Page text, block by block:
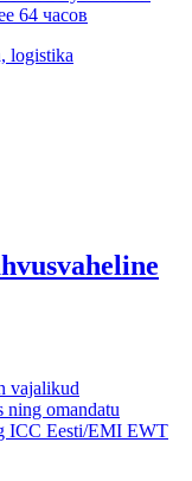
64 часов
logistika
vajalikud
ning omandatu
ICC Eesti/EMI EWT